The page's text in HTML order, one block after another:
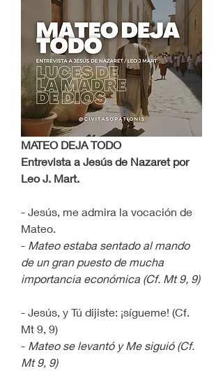
MATEO DEJA TODO
Entrevista a Jesús de Nazaret por
Leo J. Mart.
- Jesús, me admira la vocación de
Mateo.
- Mateo estaba sentado al mando
de un gran puesto de mucha
importancia económica (Cf. Mt 9, 9)
- Jesús, y Tú dijiste: ¡sígueme! (Cf.
Mt 9, 9)
- Mateo se levantó y Me siguió (Cf.
Mt 9, 9)